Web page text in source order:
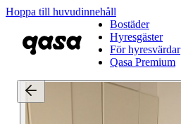
Hoppa till huvudinnehåll
Bostäder
Hyresgäster
För hyresvärdar
Qasa Premium